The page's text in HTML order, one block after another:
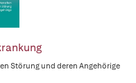
Störung und deren Angehörige